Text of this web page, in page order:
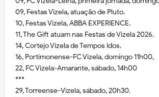
09, Festas Vizela, atuação de Pluto.
10, Festas Vizela, ABBA EXPERIENCE.
11, The Gift atuam nas Festas de Vizela 2026.
14, Cortejo Vizela de Tempos Idos.
16, Portimonense-FC Vizela, domingo 11h00,
22, FC Vizela-Amarante, sábado, 14h00
***
29, Torreense-Vizela, sábado, 20h30.